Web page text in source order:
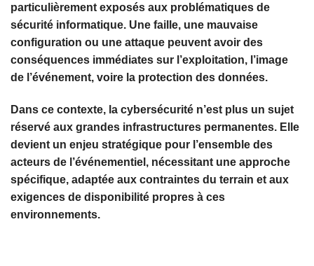
particulièrement exposés aux problématiques de
sécurité informatique. Une faille, une mauvaise
configuration ou une attaque peuvent avoir des
conséquences immédiates sur l’exploitation, l’image
de l’événement, voire la protection des données.
Dans ce contexte, la cybersécurité n’est plus un sujet
réservé aux grandes infrastructures permanentes. Elle
devient un enjeu stratégique pour l’ensemble des
acteurs de l’événementiel, nécessitant une approche
spécifique, adaptée aux contraintes du terrain et aux
exigences de disponibilité propres à ces
environnements.